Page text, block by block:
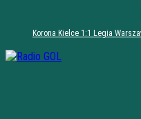
Korona Kielce 1:1 Legia